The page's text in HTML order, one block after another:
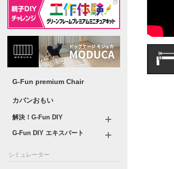
G-Fun premium Chair
カバンおもい
解決！G-Fun DIY
G-Fun DIY エキスパート
シミュレーター